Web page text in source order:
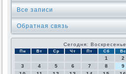
Все записи
Обратная связь
Сегодня:
Пн Вт Ср Чт Пт Сб Вс
1
2
3
4 5 6 7 8
9